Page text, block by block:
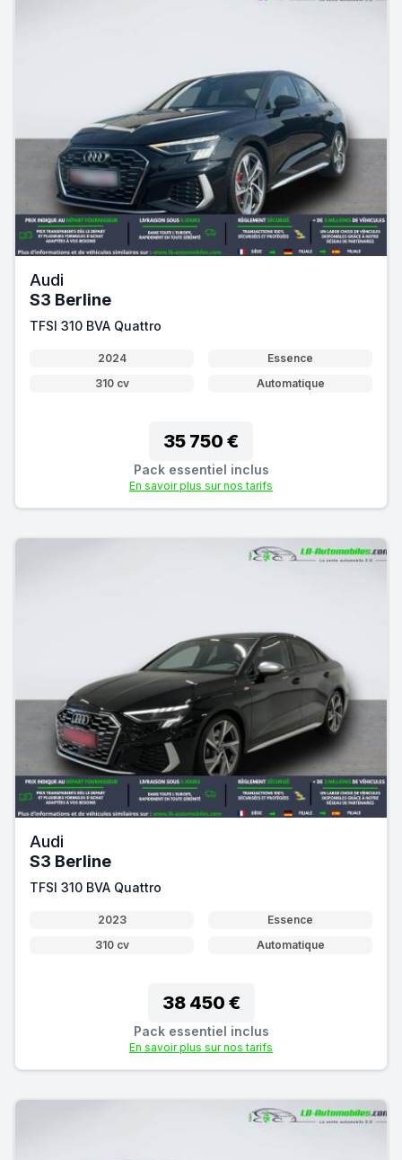
Audi
S3 Berline
TFSI 310 BVA Quattro
2024
Essence
310 cv
Automatique
35 750 €
Pack essentiel inclus
En savoir plus sur nos tarifs
Audi
S3 Berline
TFSI 310 BVA Quattro
2023
Essence
310 cv
Automatique
38 450 €
Pack essentiel inclus
En savoir plus sur nos tarifs